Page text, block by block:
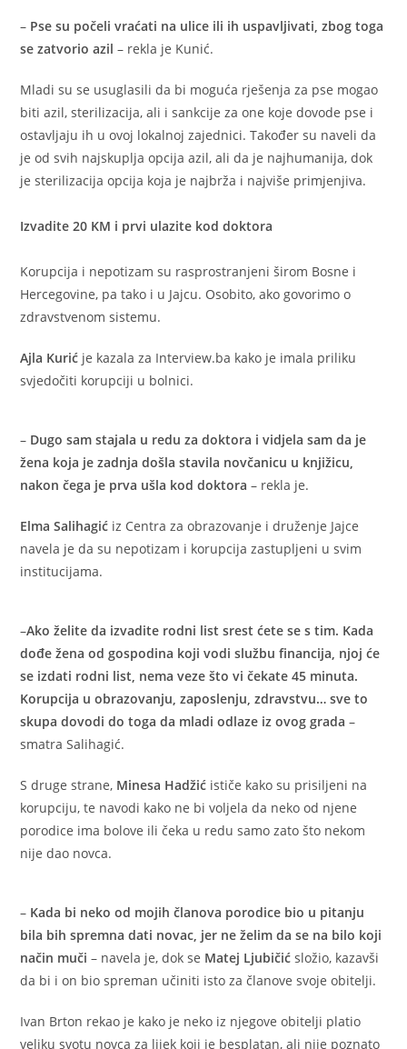
– Pse su počeli vraćati na ulice ili ih uspavljivati, zbog toga
se zatvorio azil – rekla je Kunić.
Mladi su se usuglasili da bi moguća rješenja za pse mogao
biti azil, sterilizacija, ali i sankcije za one koje dovode pse i
ostavljaju ih u ovoj lokalnoj zajednici. Također su naveli da
je od svih najskuplja opcija azil, ali da je najhumanija, dok
je sterilizacija opcija koja je najbrža i najviše primjenjiva.
Izvadite 20 KM i prvi ulazite kod doktora
Korupcija i nepotizam su rasprostranjeni širom Bosne i
Hercegovine, pa tako i u Jajcu. Osobito, ako govorimo o
zdravstvenom sistemu.
Ajla Kurić je kazala za Interview.ba kako je imala priliku
svjedočiti korupciji u bolnici.
– Dugo sam stajala u redu za doktora i vidjela sam da je
žena koja je zadnja došla stavila novčanicu u knjižicu,
nakon čega je prva ušla kod doktora – rekla je.
Elma Salihagić iz Centra za obrazovanje i druženje Jajce
navela je da su nepotizam i korupcija zastupljeni u svim
institucijama.
–Ako želite da izvadite rodni list srest ćete se s tim. Kada
dođe žena od gospodina koji vodi službu financija, njoj će
se izdati rodni list, nema veze što vi čekate 45 minuta.
Korupcija u obrazovanju, zaposlenju, zdravstvu… sve to
skupa dovodi do toga da mladi odlaze iz ovog grada –
smatra Salihagić.
S druge strane, Minesa Hadžić ističe kako su prisiljeni na
korupciju, te navodi kako ne bi voljela da neko od njene
porodice ima bolove ili čeka u redu samo zato što nekom
nije dao novca.
– Kada bi neko od mojih članova porodice bio u pitanju
bila bih spremna dati novac, jer ne želim da se na bilo koji
način muči – navela je, dok se Matej Ljubičić složio, kazavši
da bi i on bio spreman učiniti isto za članove svoje obitelji.
Ivan Brton rekao je kako je neko iz njegove obitelji platio
veliku svotu novca za lijek koji je besplatan, ali nije poznato